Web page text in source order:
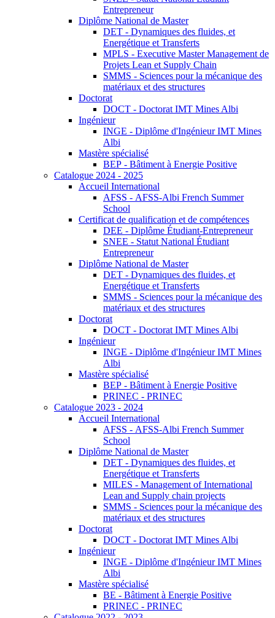
Entrepreneur
Diplôme National de Master
DET - Dynamiques des fluides, et
Energétique et Transferts
MPLS - Executive Master Management de
Projets Lean et Supply Chain
SMMS - Sciences pour la mécanique des
matériaux et des structures
Doctorat
DOCT - Doctorat IMT Mines Albi
Ingénieur
INGE - Diplôme d'Ingénieur IMT Mines
Albi
Mastère spécialisé
BEP - Bâtiment à Energie Positive
Catalogue 2024 - 2025
Accueil International
AFSS - AFSS-Albi French Summer
School
Certificat de qualification et de compétences
DEE - Diplôme Étudiant-Entrepreneur
SNEE - Statut National Étudiant
Entrepreneur
Diplôme National de Master
DET - Dynamiques des fluides, et
Energétique et Transferts
SMMS - Sciences pour la mécanique des
matériaux et des structures
Doctorat
DOCT - Doctorat IMT Mines Albi
Ingénieur
INGE - Diplôme d'Ingénieur IMT Mines
Albi
Mastère spécialisé
BEP - Bâtiment à Energie Positive
PRINEC - PRINEC
Catalogue 2023 - 2024
Accueil International
AFSS - AFSS-Albi French Summer
School
Diplôme National de Master
DET - Dynamiques des fluides, et
Energétique et Transferts
MILES - Management of International
Lean and Supply chain projects
SMMS - Sciences pour la mécanique des
matériaux et des structures
Doctorat
DOCT - Doctorat IMT Mines Albi
Ingénieur
INGE - Diplôme d'Ingénieur IMT Mines
Albi
Mastère spécialisé
BE - Bâtiment à Energie Positive
PRINEC - PRINEC